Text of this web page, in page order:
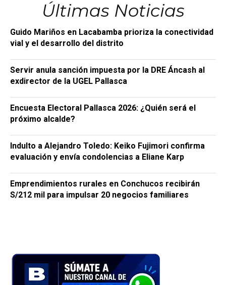
Últimas Noticias
Guido Mariños en Lacabamba prioriza la conectividad
vial y el desarrollo del distrito
Servir anula sanción impuesta por la DRE Áncash al
exdirector de la UGEL Pallasca
Encuesta Electoral Pallasca 2026: ¿Quién será el
próximo alcalde?
Indulto a Alejandro Toledo: Keiko Fujimori confirma
evaluación y envía condolencias a Eliane Karp
Emprendimientos rurales en Conchucos recibirán
S/212 mil para impulsar 20 negocios familiares